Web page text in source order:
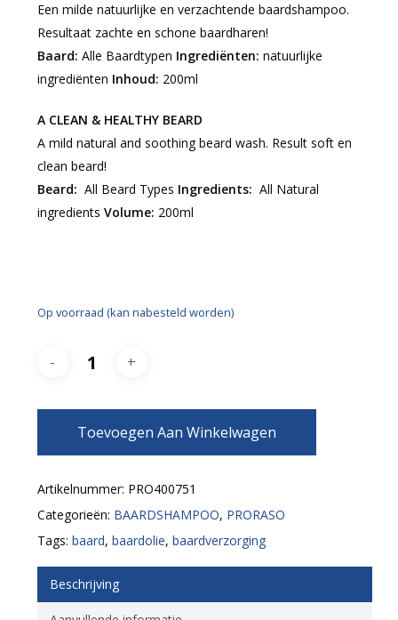
Een milde natuurlijke en verzachtende baardshampoo.
Resultaat zachte en schone baardharen!
Baard: Alle Baardtypen Ingrediënten: natuurlijke
ingrediënten Inhoud: 200ml
A CLEAN & HEALTHY BEARD
A mild natural and soothing beard wash. Result soft en
clean beard!
Beard: All Beard Types Ingredients: All Natural
ingredients Volume: 200ml
Op voorraad (kan nabesteld worden)
Toevoegen Aan Winkelwagen
Artikelnummer: PRO400751
Categorieën: BAARDSHAMPOO, PRORASO
Tags: baard, baardolie, baardverzorging
Beschrijving